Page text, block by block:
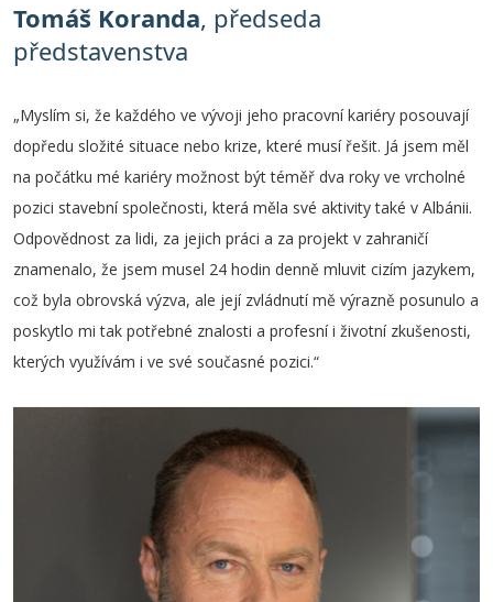
Tomáš Koranda, předseda
představenstva
„Myslím si, že každého ve vývoji jeho pracovní kariéry posouvají
dopředu složité situace nebo krize, které musí řešit. Já jsem měl
na počátku mé kariéry možnost být téměř dva roky ve vrcholné
pozici stavební společnosti, která měla své aktivity také v Albánii.
Odpovědnost za lidi, za jejich práci a za projekt v zahraničí
znamenalo, že jsem musel 24 hodin denně mluvit cizím jazykem,
což byla obrovská výzva, ale její zvládnutí mě výrazně posunulo a
poskytlo mi tak potřebné znalosti a profesní i životní zkušenosti,
kterých využívám i ve své současné pozici.“